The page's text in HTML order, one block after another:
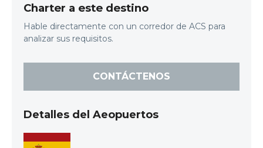
Charter a este destino
Hable directamente con un corredor de ACS para
analizar sus requisitos.
CONTÁCTENOS
Detalles del Aeopuertos